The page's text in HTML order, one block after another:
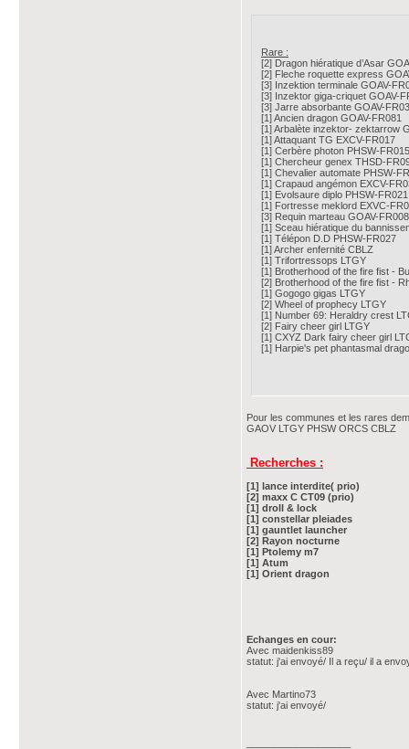
Rare :
[2] Dragon hiératique d’Asar
[2] Fleche roquette express
[3] Inzektion terminale GOAV-
[3] Inzektor giga-criquet GOAV-
[3] Jarre absorbante GOAV-
[1] Ancien dragon GOAV-FR081
[1] Arbalète inzektor- zektarrow
[1] Attaquant TG EXCV-FR017
[1] Cerbère photon PHSW-FR015
[1] Chercheur genex THSD-
[1] Chevalier automate PHSW-
[1] Crapaud angémon EXCV-
[1] Evolsaure diplo PHSW-FR021
[1] Fortresse meklord EXVC-
[3] Requin marteau GOAV-FR008
[1] Sceau hiératique du
[1] Télépon D.D PHSW-FR027
[1] Archer enfernité CBLZ
[1] Trifortressops LTGY
[1] Brotherhood of the fire fist -
[2] Brotherhood of the fire fist -
[1] Gogogo gigas LTGY
[2] Wheel of prophecy LTGY
[1] Number 69: Heraldry crest
[2] Fairy cheer girl LTGY
[1] CXYZ Dark fairy cheer girl
[1] Harpie's pet phantasmal
Pour les communes et les rares
GAOV LTGY PHSW ORCS CBLZ
Recherches :
[1] lance interdite( prio)
[2] maxx C CT09 (prio)
[1] droll & lock
[1] constellar pleiades
[1] gauntlet launcher
[2] Rayon nocturne
[1] Ptolemy m7
[1] Atum
[1] Orient dragon
Echanges en cour:
Avec maidenkiss89
statut: j'ai envoyé/ Il a reçu/ il a
Avec Martino73
statut: j'ai envoyé/